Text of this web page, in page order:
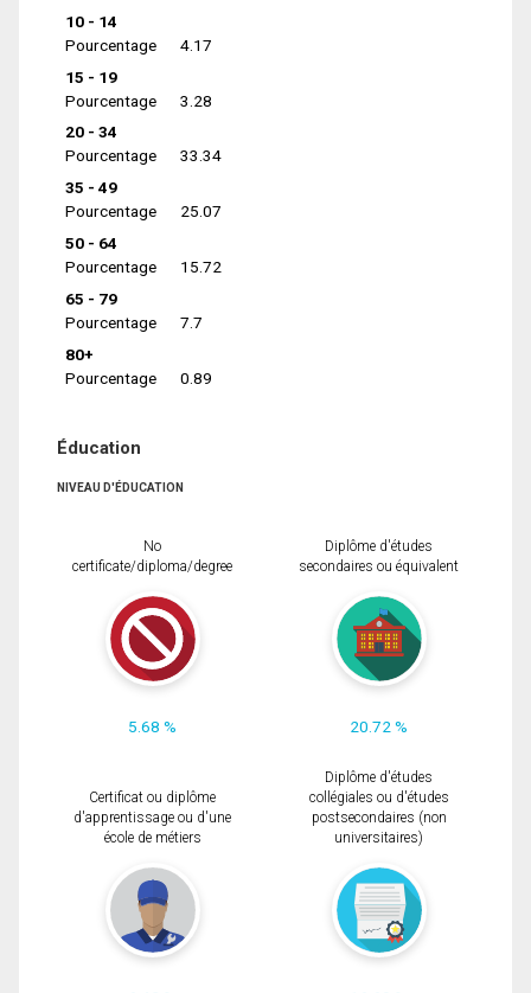
10 - 14
Pourcentage
4.17
15 - 19
Pourcentage
3.28
20 - 34
Pourcentage
33.34
35 - 49
Pourcentage
25.07
50 - 64
Pourcentage
15.72
65 - 79
Pourcentage
7.7
80+
Pourcentage
0.89
Éducation
NIVEAU D'ÉDUCATION
No
certificate/diploma/degree
5.68 %
Diplôme d'études
secondaires ou équivalent
20.72 %
Certificat ou diplôme
d'apprentissage ou d'une
école de métiers
Diplôme d'études
collégiales ou d'études
postsecondaires (non
universitaires)